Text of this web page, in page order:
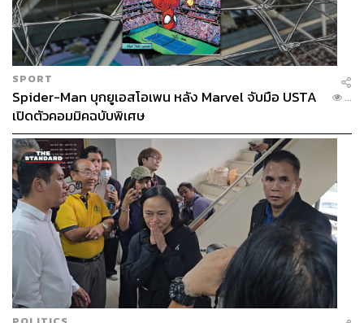
SPORT
Spider-Man บุกยูเอสโอเพน หลัง Marvel จับมือ USTA
เปิดตัวคอมมิคฉบับพิเศษ
...